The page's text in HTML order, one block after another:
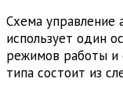
Схема управление
использует один
режимов работы и
типа состоит из